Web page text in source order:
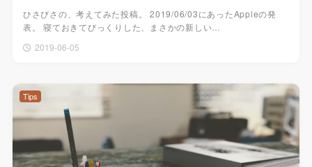
ひさびさの、考えてみた投稿。 2019/06/03にあったAppleの発
表。 寝ておきてびっくりした、まさかの新しい…
2019-06-05
Tips